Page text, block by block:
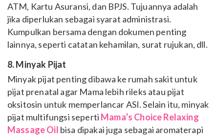
ATM, Kartu Asuransi, dan BPJS. Tujuannya adalah
jika diperlukan sebagai syarat administrasi.
Kumpulkan bersama dengan dokumen penting
lainnya, seperti catatan kehamilan, surat rujukan, dll.
8. Minyak Pijat
Minyak pijat penting dibawa ke rumah sakit untuk
pijat prenatal agar Mama lebih rileks atau pijat
oksitosin untuk memperlancar ASI. Selain itu, minyak
pijat multifungsi seperti Mama’s Choice Relaxing
Massage Oil bisa dipakai juga sebagai aromaterapi